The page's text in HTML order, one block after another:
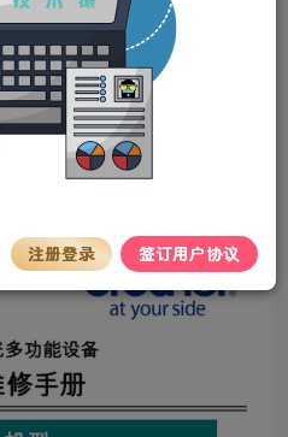
关注
0
注册登录 签订用户协议